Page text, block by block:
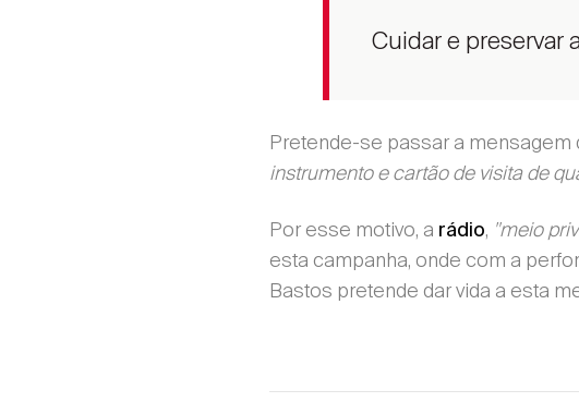
Cuidar e preservar
Pretende-se passar a mensagem
instrumento e cartão de visita de
Por esse motivo, a rádio, "meio
esta campanha, onde com a
Bastos pretende dar vida a esta